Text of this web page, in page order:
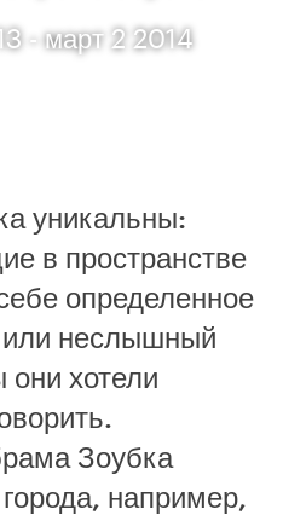
- март 2 2014
уникальны:
в пространстве
определенное
или неслышный
они хотели
Зоубка
например,